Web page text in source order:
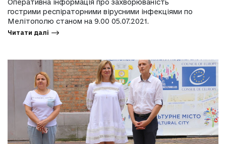
Оперативна інформація про захворюваність
гострими респіраторними вірусними інфекціями по
Мелітополю станом на 9.00 05.07.2021.
Читати далі